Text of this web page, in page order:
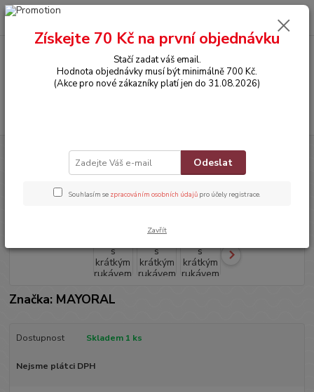
0,00 Kč
OBLEČENÍ Tričko s krátkým rukávem
Tričko s krátkým rukávem
Značka: MAYORAL
Dostupnost Skladem 1 ks
Nejsme plátci DPH
Získejte 70 Kč na první objednávku
Stačí zadat váš email.
Hodnota objednávky musí být minimálně 700 Kč.
(Akce pro nové zákazníky platí jen do 31.08.2026)
Odeslat
Souhlasím se zpracováním osobních údajů pro účely registrace.
Zavřít